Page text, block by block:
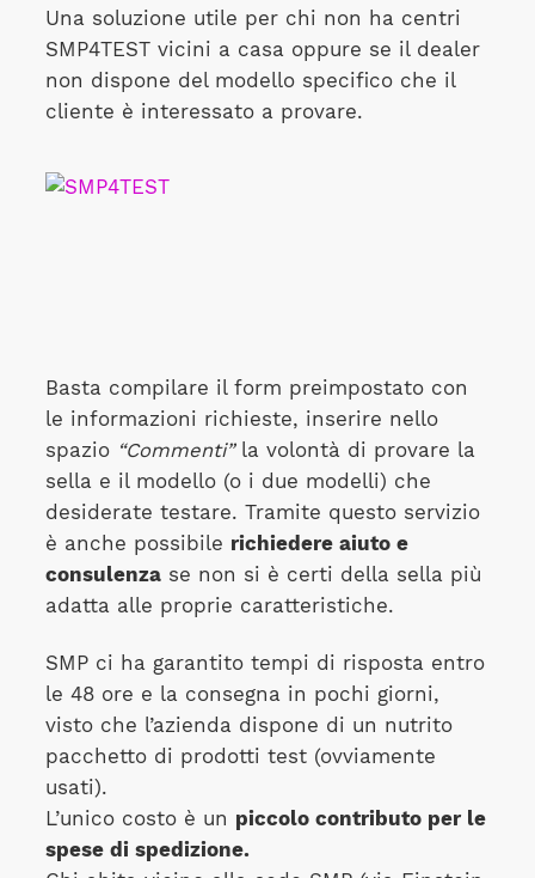
Una soluzione utile per chi non ha centri
SMP4TEST vicini a casa oppure se il dealer
non dispone del modello specifico che il
cliente è interessato a provare.
Basta compilare il form preimpostato con
le informazioni richieste, inserire nello
spazio “Commenti”la volontà di provare la
sella e il modello (o i due modelli) che
desiderate testare. Tramite questo servizio
è anche possibile richiedere aiuto e
consulenzase non si è certi della sella più
adatta alle proprie caratteristiche.
SMP ci ha garantito tempi di risposta entro
le 48 ore e la consegna in pochi giorni,
visto che l’azienda dispone di un nutrito
pacchetto di prodotti test (ovviamente
usati).
L’unico costo è un piccolo contributo per le
spese di spedizione.